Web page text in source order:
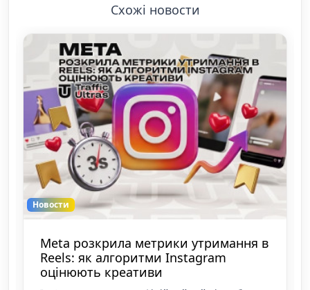
Схожі новости
Новости
Meta розкрила метрики утримання в
Reels: як алгоритми Instagram
оцінюють креативи